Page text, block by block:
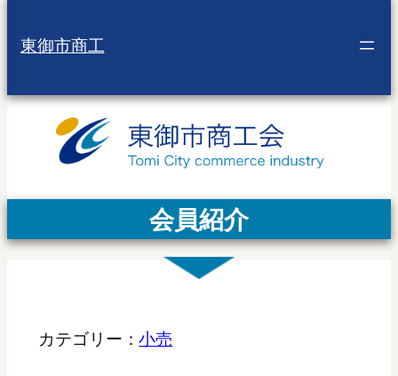
東御市商工
会員紹介
カテゴリー：小売